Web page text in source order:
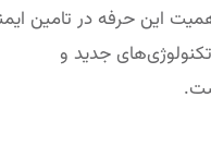
این حرفه در تامین
جدید و